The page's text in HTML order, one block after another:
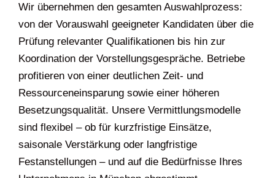
Wir übernehmen den gesamten Auswahlprozess:
von der Vorauswahl geeigneter Kandidaten über die
Prüfung relevanter Qualifikationen bis hin zur
Koordination der Vorstellungsgespräche. Betriebe
profitieren von einer deutlichen Zeit- und
Ressourceneinsparung sowie einer höheren
Besetzungsqualität. Unsere Vermittlungsmodelle
sind flexibel – ob für kurzfristige Einsätze,
saisonale Verstärkung oder langfristige
Festanstellungen – und auf die Bedürfnisse Ihres